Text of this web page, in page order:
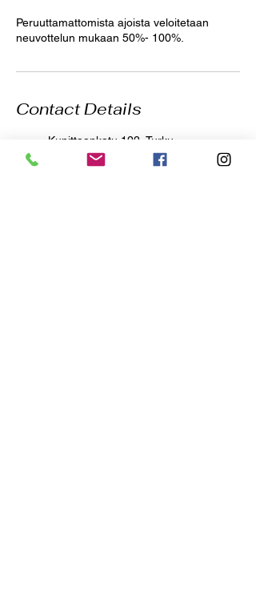
Peruuttamattomista ajoista veloitetaan
neuvottelun mukaan 50%- 100%.
Contact Details
Kupittaankatu 122, Turku,
+358 469311804